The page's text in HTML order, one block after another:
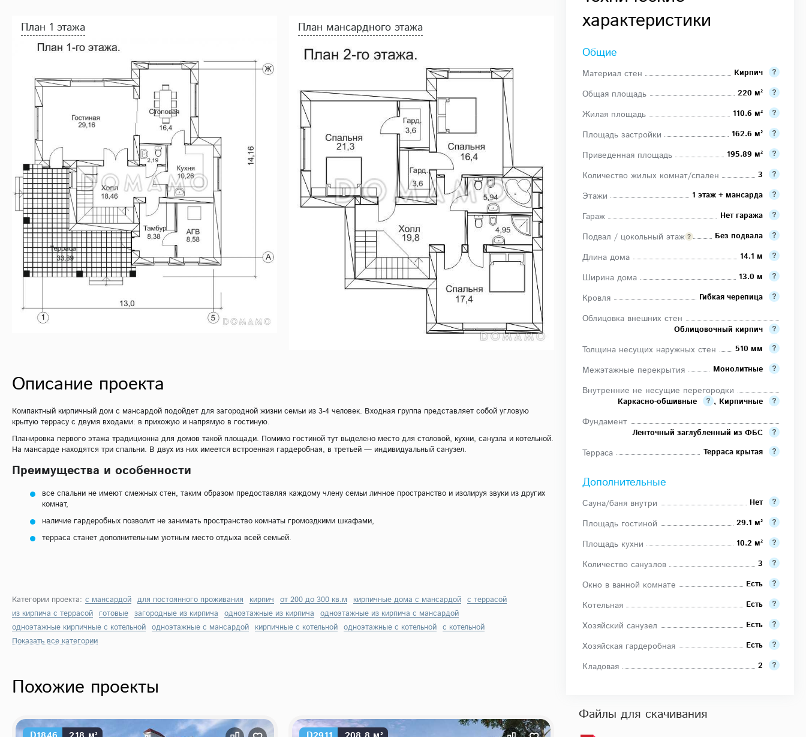
характеристики
Общие
Материал стен Кирпич
Общая площадь 220 м²
Жилая площадь 110.6 м²
Площадь застройки 162.6 м²
Приведенная площадь 195.89 м²
Количество жилых комнат/спален 3
Этажи 1 этаж + мансарда
Гараж Нет гаража
Подвал / цокольный этаж Без подвала
Длина дома 14.1 м
Ширина дома 13.0 м
Кровля Гибкая черепица
Облицовка внешних стен
Облицовочный кирпич
Толщина несущих наружных стен 510 мм
Межэтажные перекрытия Монолитные
Внутренние не несущие перегородки
Каркасно-обшивные , Кирпичные
Фундамент
Ленточный заглубленный из ФБС
Терраса Терраса крытая
Дополнительные
Сауна/баня внутри Нет
Площадь гостиной 29.1 м²
Площадь кухни 10.2 м²
Количество санузлов 3
Окно в ванной комнате Есть
Котельная Есть
Хозяйский санузел Есть
Хозяйская гардеробная Есть
Кладовая 2
Файлы для скачивания
План 1 этажа План мансардного этажа
Описание проекта
Компактный кирпичный дом с мансардой подойдет для загородной жизни семьи из 3-4 человек. Входная группа представляет собой угловую
крытую террасу с двумя входами: в прихожую и напрямую в гостиную.
Планировка первого этажа традиционна для домов такой площади. Помимо гостиной тут выделено место для столовой, кухни, санузла и котельной.
На мансарде находятся три спальни. В двух из них имеется встроенная гардеробная, в третьей — индивидуальный санузел.
Преимущества и особенности
все спальни не имеют смежных стен, таким образом предоставляя каждому члену семьи личное пространство и изолируя звуки из других
комнат,
наличие гардеробных позволит не занимать пространство комнаты громоздкими шкафами,
терраса станет дополнительным уютным место отдыха всей семьей.
Категории проекта: с мансардой для постоянного проживания кирпич от 200 до 300 кв.м кирпичные дома с мансардой с террасой
из кирпича с террасой готовые загородные из кирпича одноэтажные из кирпича одноэтажные из кирпича с мансардой
одноэтажные кирпичные с котельной одноэтажные с мансардой кирпичные с котельной одноэтажные с котельной с котельной
Показать все категории
Похожие проекты